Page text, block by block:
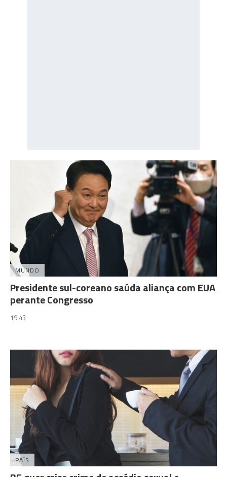
MUNDO
Presidente sul-coreano saúda aliança com EUA
perante Congresso
19:43
PAÍS